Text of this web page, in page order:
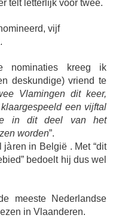
telt letterlijk voor twee.
vijf
nominaties kreeg ik
deskundige) vriend te
Vlamingen dit keer,
een vijftal
in dit deel van het
worden”.
in België . Met “dit
bedoelt hij dus wel
meeste Nederlandse
in Vlaanderen.